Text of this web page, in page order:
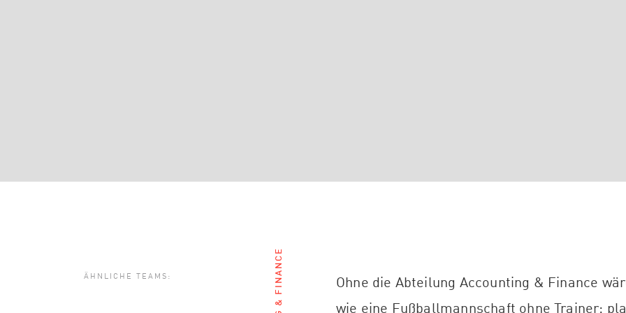
ÄHNLICHE TEAMS:
Ohne die Abteilung Accounting & Finance
wie eine Fußballmannschaft ohne Trainer: